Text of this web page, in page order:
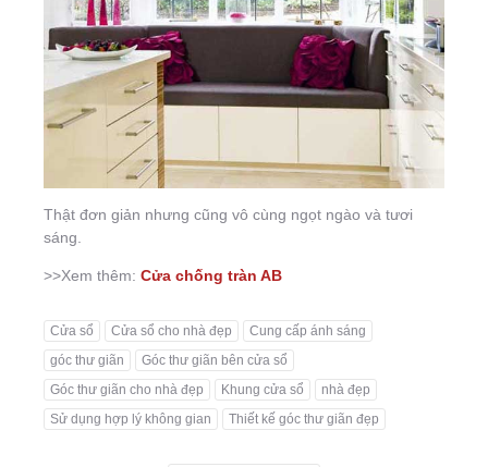
Thật đơn giản nhưng cũng vô cùng ngọt ngào và tươi
sáng.
>>Xem thêm: Cửa chống tràn AB
Cửa sổ Cửa sổ cho nhà đẹp
Cung cấp ánh sáng
góc thư giãn
Góc thư giãn bên cửa sổ
Góc thư giãn cho nhà đẹp
Khung cửa sổ
nhà đẹp
Sử dụng hợp lý không gian
Thiết kế góc thư giãn đẹp